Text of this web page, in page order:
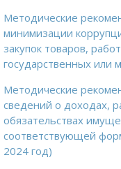
Методические
минимизации
закупок товаров,
государственных или
Методические
сведений о доходах,
обязательствах
соответствующей
2024 год)